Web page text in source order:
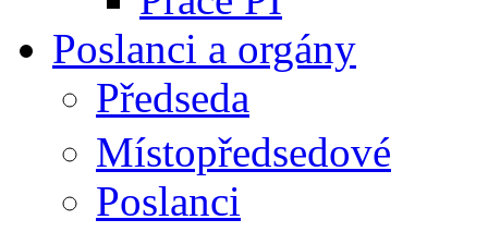
Poslanci a orgány
Předseda
Místopředsedové
Poslanci